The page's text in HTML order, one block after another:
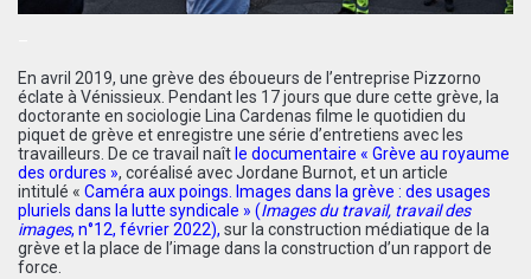
En avril 2019, une grève des éboueurs de l’entreprise Pizzorno
éclate à Vénissieux. Pendant les 17 jours que dure cette grève, la
doctorante en sociologie Lina Cardenas filme le quotidien du
piquet de grève et enregistre une série d’entretiens avec les
travailleurs. De ce travail naît le documentaire « Grève au royaume
des ordures », coréalisé avec Jordane Burnot, et un article
intitulé « Caméra aux poings. Images dans la grève : des usages
pluriels dans la lutte syndicale » (Images du travail, travail des
images, n°12, février 2022), sur la construction médiatique de la
grève et la place de l’image dans la construction d’un rapport de
force.